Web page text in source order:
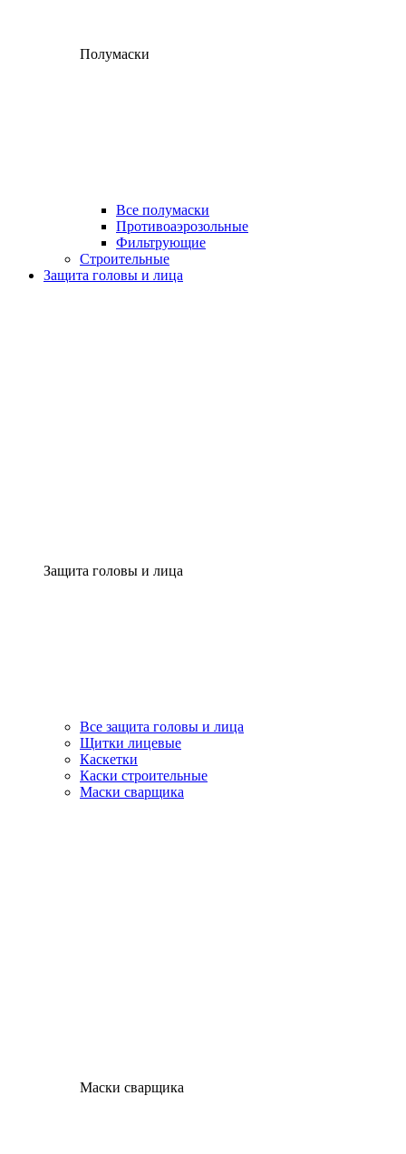
Полумаски
Все полумаски
Противоаэрозольные
Фильтрующие
Строительные
Защита головы и лица
Защита головы и лица
Все защита головы и лица
Щитки лицевые
Каскетки
Каски строительные
Маски сварщика
Маски сварщика